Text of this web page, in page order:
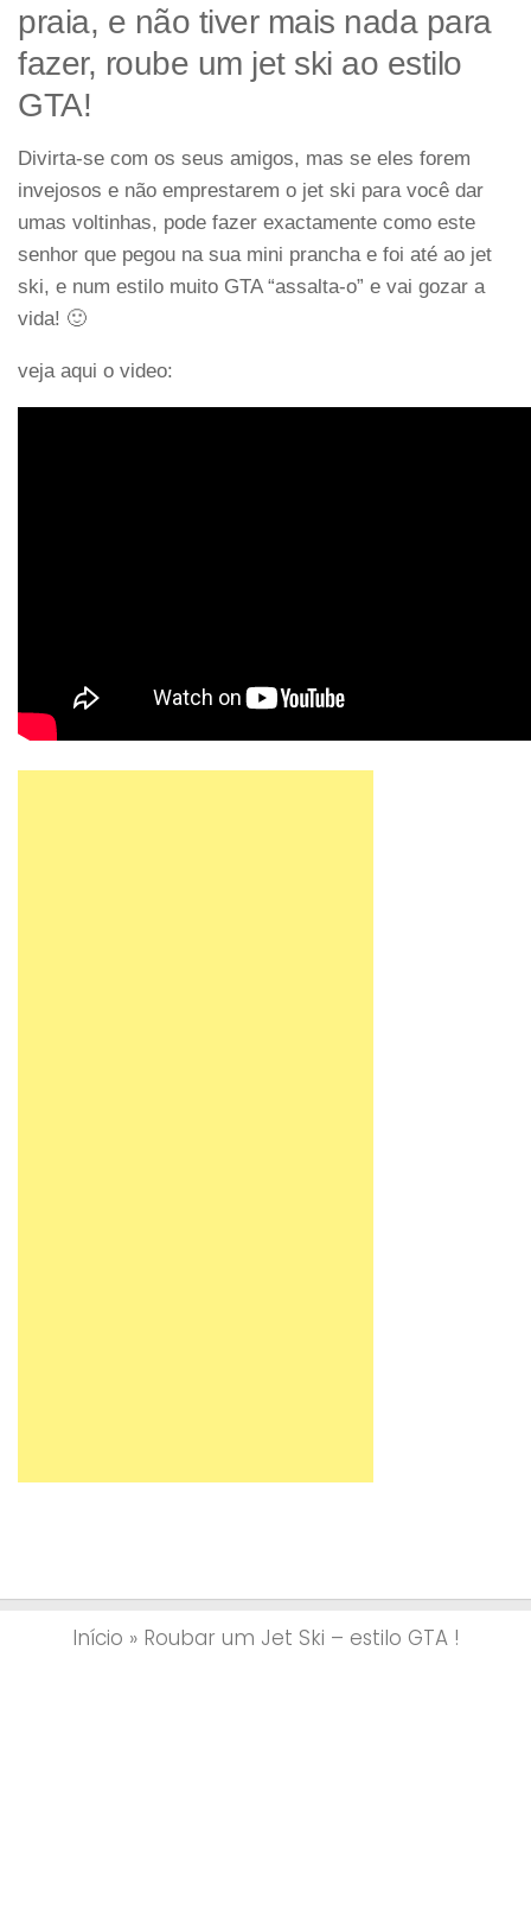
praia, e não tiver mais nada para
fazer, roube um jet ski ao estilo
GTA!
Divirta-se com os seus amigos, mas se eles forem
invejosos e não emprestarem o jet ski para você dar
umas voltinhas, pode fazer exactamente como este
senhor que pegou na sua mini prancha e foi até ao jet
ski, e num estilo muito GTA “assalta-o” e vai gozar a
vida! 🙂
veja aqui o video:
Início » Roubar um Jet Ski – estilo GTA !